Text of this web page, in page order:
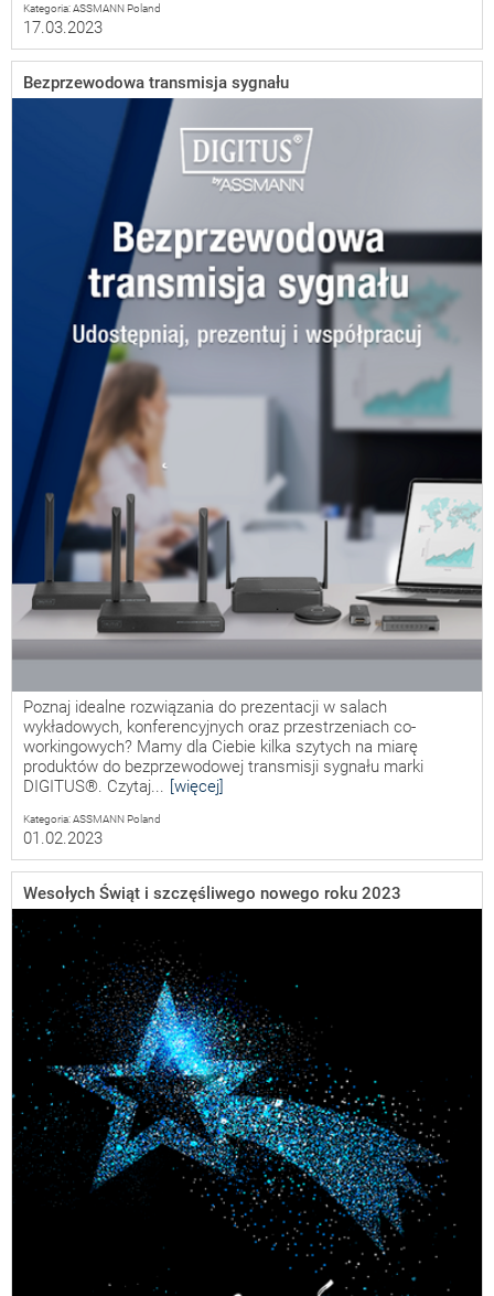
17.03.2023
Kategoria: ASSMANN Poland
01.02.2023
Bezprzewodowa transmisja sygnału
Poznaj idealne rozwiązania do prezentacji w salach
wykładowych, konferencyjnych oraz przestrzeniach co-
workingowych? Mamy dla Ciebie kilka szytych na miarę
produktów do bezprzewodowej transmisji sygnału marki
DIGITUS®. Czytaj... [więcej]
Kategoria: ASSMANN Poland
Wesołych Świąt i szczęśliwego nowego roku 2023